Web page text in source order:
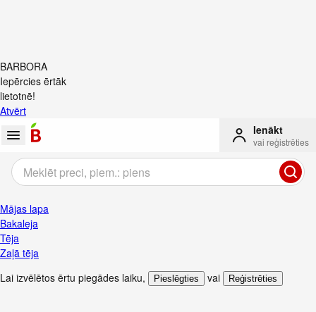
BARBORA
Iepērcies ērtāk
lietotnē!
Atvērt
Ienākt
vai reģistrēties
Mājas lapa
Bakaleja
Tēja
Zaļā tēja
Lai izvēlētos ērtu piegādes laiku, Pieslēgties vai Reģistrēties